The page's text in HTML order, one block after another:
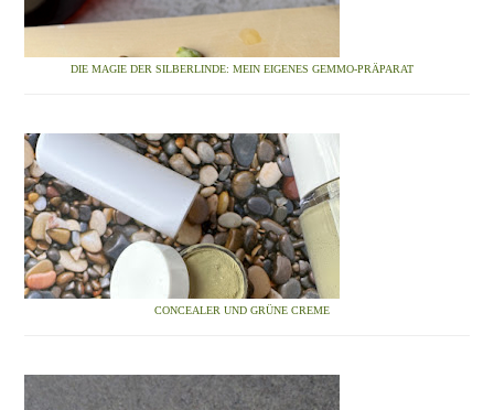
DIE MAGIE DER SILBERLINDE: MEIN EIGENES GEMMO-PRÄPARAT
CONCEALER UND GRÜNE CREME